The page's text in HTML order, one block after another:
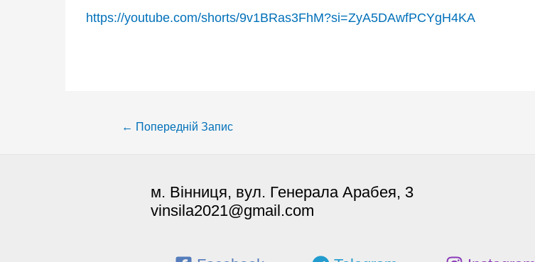
https://youtube.com/shorts/9v1BRas3FhM?si=ZyA5DAwfPCYgH4KA
← Попередній Запис
м. Вінниця, вул. Генерала Арабея, 3
vinsila2021@gmail.com